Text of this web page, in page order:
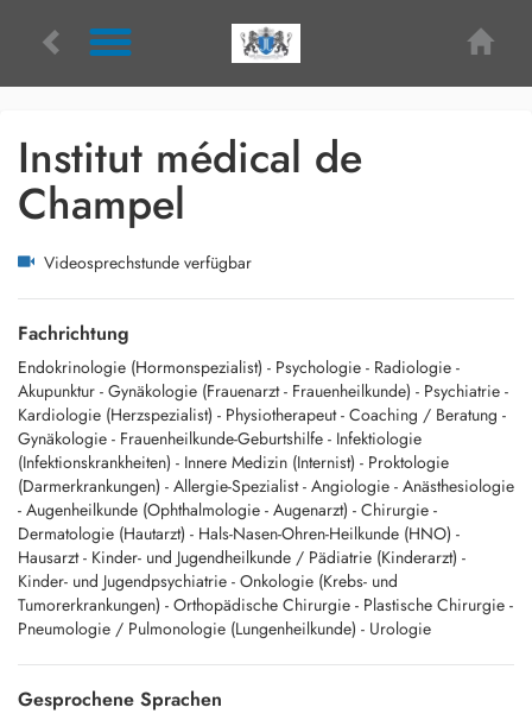
Institut médical de
Champel
Videosprechstunde verfügbar
Fachrichtung
Endokrinologie (Hormonspezialist) - Psychologie - Radiologie -
Akupunktur - Gynäkologie (Frauenarzt - Frauenheilkunde) - Psychiatrie -
Kardiologie (Herzspezialist) - Physiotherapeut - Coaching / Beratung -
Gynäkologie - Frauenheilkunde-Geburtshilfe - Infektiologie
(Infektionskrankheiten) - Innere Medizin (Internist) - Proktologie
(Darmerkrankungen) - Allergie-Spezialist - Angiologie - Anästhesiologie
- Augenheilkunde (Ophthalmologie - Augenarzt) - Chirurgie -
Dermatologie (Hautarzt) - Hals-Nasen-Ohren-Heilkunde (HNO) -
Hausarzt - Kinder- und Jugendheilkunde / Pädiatrie (Kinderarzt) -
Kinder- und Jugendpsychiatrie - Onkologie (Krebs- und
Tumorerkrankungen) - Orthopädische Chirurgie - Plastische Chirurgie -
Pneumologie / Pulmonologie (Lungenheilkunde) - Urologie
Gesprochene Sprachen